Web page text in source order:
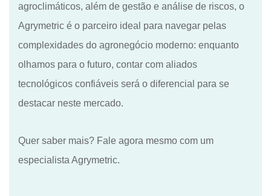
agroclimáticos, além de gestão e análise de riscos, o
Agrymetric é o parceiro ideal para navegar pelas
complexidades do agronegócio moderno: enquanto
olhamos para o futuro, contar com aliados
tecnológicos confiáveis será o diferencial para se
destacar neste mercado.
Quer saber mais? Fale agora mesmo com um
especialista Agrymetric.